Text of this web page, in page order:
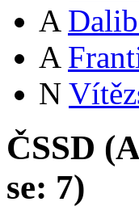
A
A
N
ČSSD (A
se: 7)